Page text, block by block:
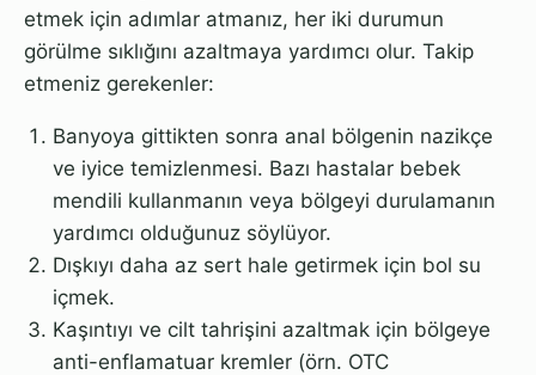
etmek için adımlar atmanız, her iki durumun
görülme sıklığını azaltmaya yardımcı olur. Takip
etmeniz gerekenler:
Banyoya gittikten sonra anal bölgenin nazikçe
ve iyice temizlenmesi. Bazı hastalar bebek
mendili kullanmanın veya bölgeyi durulamanın
yardımcı olduğunuz söylüyor.
Dışkıyı daha az sert hale getirmek için bol su
içmek.
Kaşıntıyı ve cilt tahrişini azaltmak için bölgeye
anti-enflamatuar kremler (örn. OTC